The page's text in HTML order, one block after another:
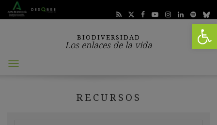
Abrir
BIODIVERSIDAD
Los enlaces de la vida
Abrir
RECURSOS